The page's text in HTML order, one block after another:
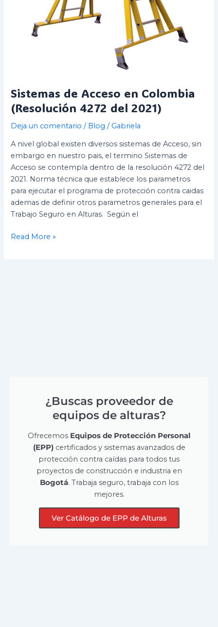
Sistemas de Acceso en Colombia
(Resolución 4272 del 2021)
Deja un comentario / Blog / Gabriela
A nivel global existen diversos sistemas de Acceso, sin
embargo en nuestro pais, el termino Sistemas de
Acceso se contempla dentro de la resolución 4272 del
2021. Norma técnica que establece los parametros
para ejecutar el programa de protección contra caidas
ademas de definir otros parametros generales para el
Trabajo Seguro en Alturas. Según el
Read More »
¿Buscas proveedor de
equipos de alturas?
Ofrecemos Equipos de Protección Personal
(EPP)certificados y sistemas avanzados de
protección contra caídas para todos tus
proyectos de construcción e industria en
Bogotá. Trabaja seguro, trabaja con los
mejores.
Ver Catálogo de EPP de Alturas